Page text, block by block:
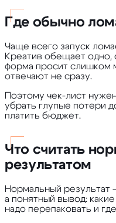
Где обычно
Чаще всего запуск
Креатив обещает одно,
форма просит слишком
отвечают не сразу.
Поэтому чек-лист
убрать глупые потери
платить бюджет.
Что считать
результатом
Нормальный результат
а понятный вывод:
надо перепаковать и